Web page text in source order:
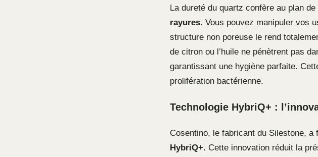
La dureté du quartz confère au plan
rayures. Vous pouvez manipuler vos
structure non poreuse le rend
de citron ou l’huile ne pénètrent pas
garantissant une hygiène parfaite.
prolifération bactérienne.
Technologie HybriQ+ :
Cosentino, le fabricant du Silestone,
HybriQ+. Cette innovation réduit la